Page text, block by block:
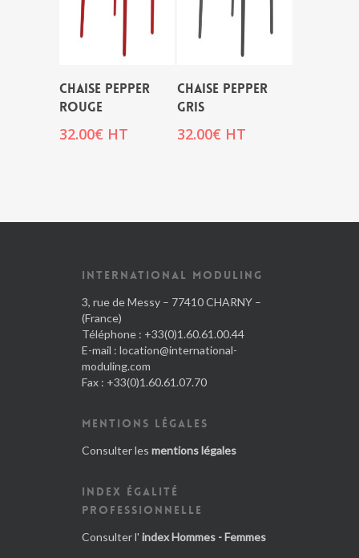
CHAISE PEPPER
ROUGE
32.00€ HT
CHAISE PEPPER
GRIS
32.00€ HT
INTERNATIONAL MODULING
3, rue de Messy – 77410 CHARNY –
(France)
Téléphone : +33(0)1.60.61.00.44
E-mail : location@international-
moduling.com
Fax : +33(0)1.60.61.07.70
MENTIONS LÉGALES
Consulter les mentions légales
INDEX ÉGALITÉ
PROFESSIONNELLE
Consulter l' index Hommes - Femmes